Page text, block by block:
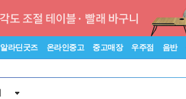
알라딘굿즈 온라인중고 중고매장 우주점 음반